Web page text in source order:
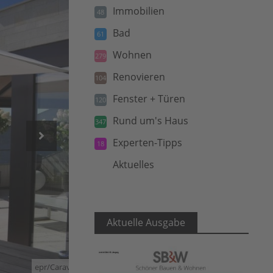
epr/Caravita
48 Immobilien
61 Bad
279 Wohnen
104 Renovieren
120 Fenster + Türen
347 Rund um's Haus
18 Experten-Tipps
Aktuelles
Aktuelle Ausgabe